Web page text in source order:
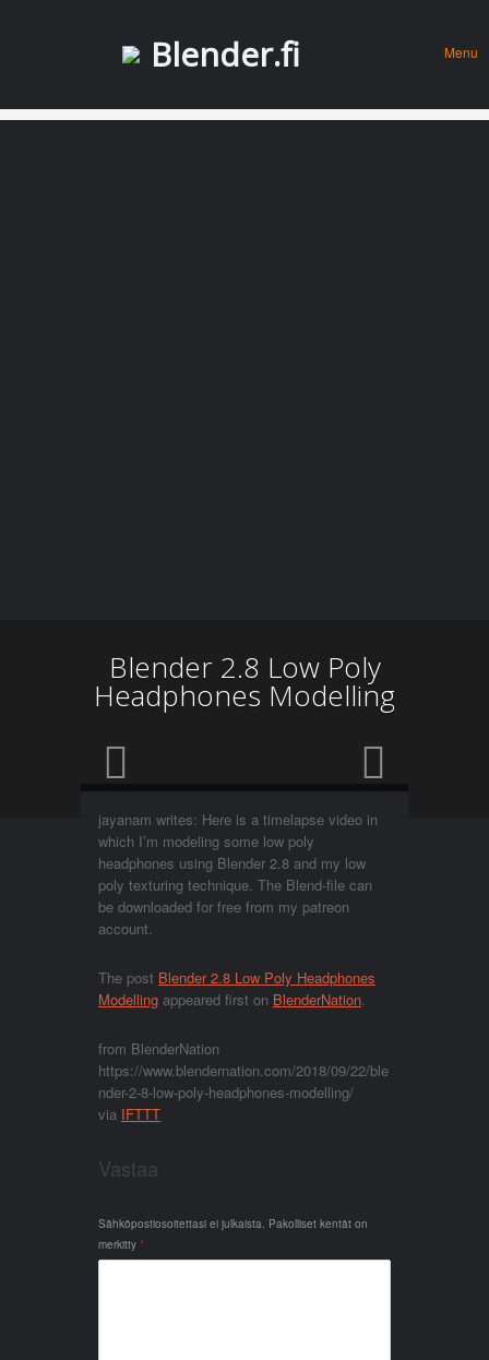
Blender.fi Menu
Blender 2.8 Low Poly
Headphones Modelling
jayanam writes: Here is a timelapse video in
which I’m modeling some low poly
headphones using Blender 2.8 and my low
poly texturing technique. The Blend-file can
be downloaded for free from my patreon
account.
The post Blender 2.8 Low Poly Headphones
Modelling appeared first on BlenderNation.
from BlenderNation
https://www.blendernation.com/2018/09/22/ble
nder-2-8-low-poly-headphones-modelling/
via IFTTT
Vastaa
Sähköpostiosoitettasi ei julkaista. Pakolliset kentät on
merkitty *